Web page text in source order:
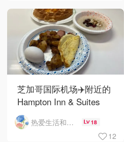
芝加哥国际机场✈️附近的
Hampton Inn & Suites
Rosemont Chicago
O'Hare自助早餐
热爱生活和自由的轻舞飞扬 18
12